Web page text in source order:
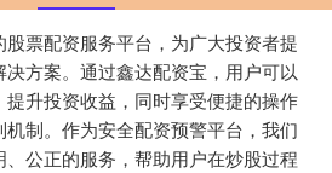
票配资服务平台，为广大投资者提
方案。通过鑫达配资宝，用户可以
升投资收益，同时享受便捷的操作
制。作为安全配资预警平台，我们
公正的服务，帮助用户在炒股过程